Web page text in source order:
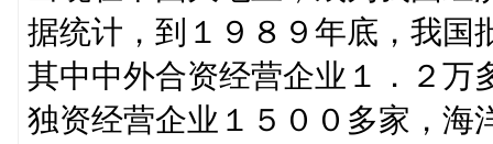
据统计，到１９８９年底，我国
其中中外合资经营企业１．２万
独资经营企业１５００多家，海